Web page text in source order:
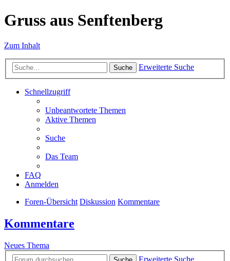
Gruss aus Senftenberg
Zum Inhalt
Suche Erweiterte Suche
Schnellzugriff
Unbeantwortete Themen
Aktive Themen
Suche
Das Team
FAQ
Anmelden
Foren-Übersicht Diskussion Kommentare
Kommentare
Neues Thema
Erweiterte Suche